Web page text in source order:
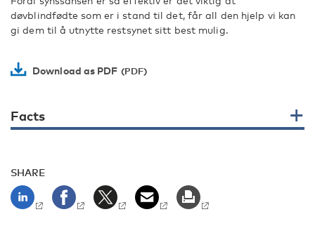
døvblindfødte som er i stand til det, får all den hjelp vi kan
gi dem til å utnytte restsynet sitt best mulig.
Download as PDF
Facts
SHARE